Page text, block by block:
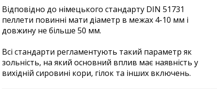
Відповідно до німецького стандарту DIN 51731
пеллети повинні мати діаметр в межах 4-10 мм і
довжину не більше 50 мм.
Всі стандарти регламентують такий параметр як
зольність, на який основний вплив має наявність у
вихідній сировині кори, гілок та інших включень.